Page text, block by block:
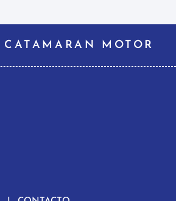
CATAMARAN MOTOR